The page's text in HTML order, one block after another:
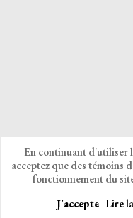
En continuant d'utiliser
acceptez que des témoins
fonctionnement du
J'accepte Lire